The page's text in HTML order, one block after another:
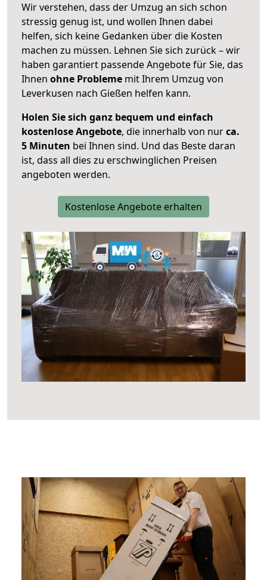
Wir verstehen, dass der Umzug an sich schon
stressig genug ist, und wollen Ihnen dabei
helfen, sich keine Gedanken über die Kosten
machen zu müssen. Lehnen Sie sich zurück – wir
haben garantiert passende Angebote für Sie, das
Ihnen ohne Probleme mit Ihrem Umzug von
Leverkusen nach Gießen helfen kann.
Holen Sie sich ganz bequem und einfach
kostenlose Angebote, die innerhalb von nurca.
5 Minuten bei Ihnen sind. Und das Beste daran
ist, dass all dies zu erschwinglichen Preisen
angeboten werden.
Kostenlose Angebote erhalten